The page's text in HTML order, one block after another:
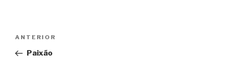
Post
Anterior
ANTERIOR
Paixão